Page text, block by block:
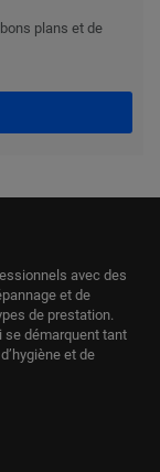
plans et de
avec des
et de
de prestation.
se démarquent tant
et de